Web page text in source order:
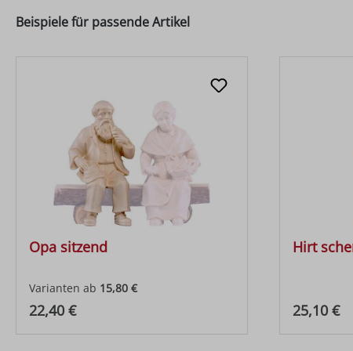
Beispiele für passende Artikel
Opa sitzend
Varianten ab 15,80 €
Regulärer Preis:
22,40 €
Hirt
25,10 €